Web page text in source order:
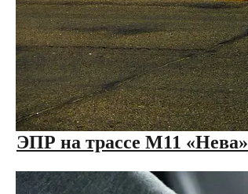
ЭПР на трассе М11 «Нева»